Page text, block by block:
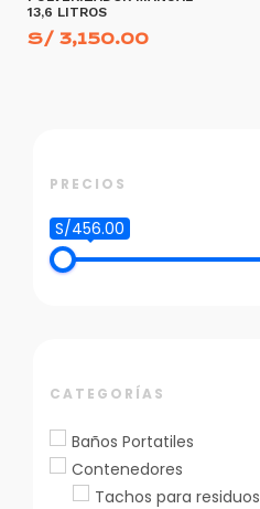
13,6 LITROS
S/ 3,150.00
PRECIOS
S/456.00
CATEGORÍAS
Baños Portatiles
Contenedores
Tachos para residuos